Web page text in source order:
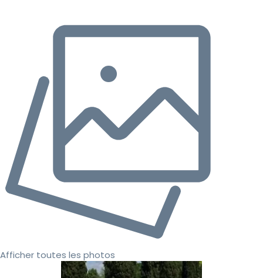
Afficher toutes les photos